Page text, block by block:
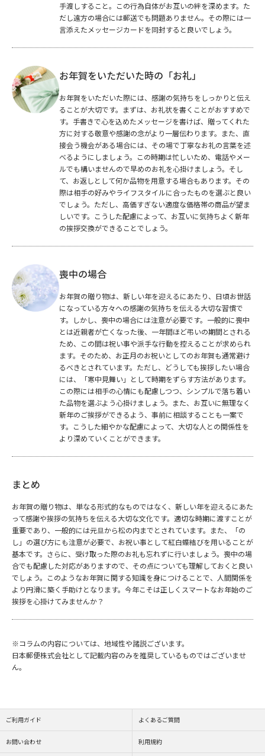
手渡しすること。この行為自体がお互いの絆を深めます。た
だし遠方の場合には郵送でも問題ありません。その際には一
言添えたメッセージカードを同封すると良いでしょう。
お年賀をいただいた時の「お礼」
お年賀をいただいた際には、感謝の気持ちをしっかりと伝え
ることが大切です。まずは、お礼状を書くことがおすすめで
す。手書きで心を込めたメッセージを書けば、贈ってくれた
方に対する敬意や感謝の念がより一層伝わります。また、直
接会う機会がある場合には、その場で丁寧なお礼の言葉を述
べるようにしましょう。この時期は忙しいため、電話やメー
ルでも構いませんので早めのお礼を心掛けましょう。そし
て、お返しとして何か品物を用意する場合もあります。その
際は相手の好みやライフスタイルに合ったものを選ぶと良い
でしょう。ただし、高価すぎない適度な価格帯の商品が望ま
しいです。こうした配慮によって、お互いに気持ちよく新年
の挨拶交換ができることでしょう。
喪中の場合
お年賀の贈り物は、新しい年を迎えるにあたり、日頃お世話
になっている方々への感謝の気持ちを伝える大切な習慣で
す。しかし、喪中の場合には注意が必要です。一般的に喪中
とは近親者が亡くなった後、一年間ほど弔いの期間とされる
ため、この間は祝い事や派手な行動を控えることが求められ
ます。そのため、お正月のお祝いとしてのお年賀も通常避け
るべきとされています。ただし、どうしても挨拶したい場合
には、「寒中見舞い」として時期をずらす方法があります。
この際には相手の心情にも配慮しつつ、シンプルで落ち着い
た品物を選ぶよう心掛けましょう。また、お互いに無理なく
新年のご挨拶ができるよう、事前に相談することも一案で
す。こうした細やかな配慮によって、大切な人との関係性を
より深めていくことができます。
まとめ
お年賀の贈り物は、単なる形式的なものではなく、新しい年を迎えるにあた
って感謝や挨拶の気持ちを伝える大切な文化です。適切な時期に渡すことが
重要であり、一般的には元旦から松の内までとされています。また、「の
し」の選び方にも注意が必要で、お祝い事として紅白蝶結びを用いることが
基本です。さらに、受け取った際のお礼も忘れずに行いましょう。喪中の場
合でも配慮した対応がありますので、その点についても理解しておくと良い
でしょう。このようなお年賀に関する知識を身につけることで、人間関係を
より円滑に築く手助けとなります。今年こそは正しくスマートなお年始のご
挨拶を心掛けてみませんか？
※コラムの内容については、地域性や諸説ございます。
日本郵便株式会社として記載内容のみを推奨しているものではございませ
ん。
ご利用ガイド よくあるご質問
お問い合わせ 利用規約